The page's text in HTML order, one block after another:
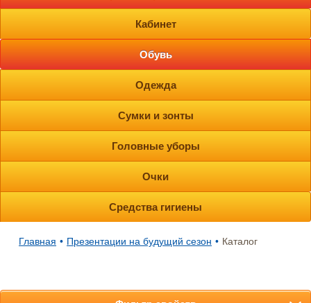
Кабинет
Обувь
Одежда
Сумки и зонты
Головные уборы
Очки
Средства гигиены
Главная • Презентации на будущий сезон • Каталог